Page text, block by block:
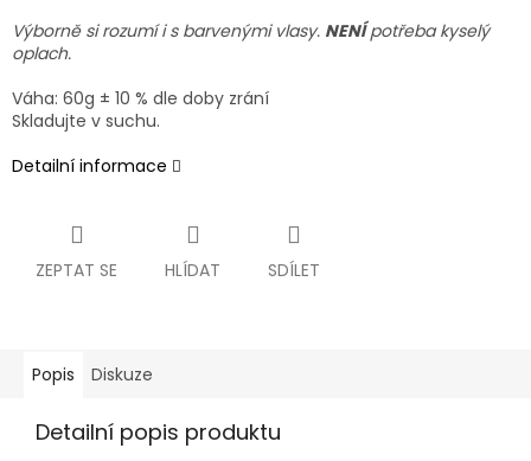
Výborně si rozumí i s barvenými vlasy. NENÍpotřeba kyselý
oplach.
Váha: 60g ± 10 % dle doby zrání
Skladujte v suchu.
Detailní informace
ZEPTAT SE HLÍDAT SDÍLET
Popis Diskuze
Detailní popis produktu